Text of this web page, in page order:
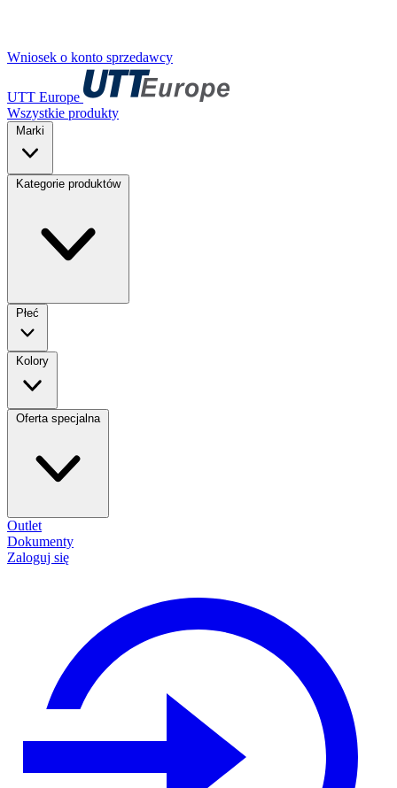
Wniosek o konto sprzedawcy
UTT Europe
Wszystkie produkty
Marki
Kategorie produktów
Płeć
Kolory
Oferta specjalna
Outlet
Dokumenty
Zaloguj się